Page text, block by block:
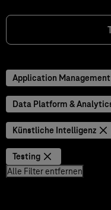
Application Management
Data Platform &
Künstliche Intelligenz
Testing
Alle Filter entfernen